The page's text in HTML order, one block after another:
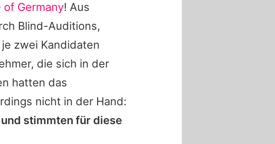
of Germany! Aus
Blind-Auditions,
zwei Kandidaten
die sich in der
hatten das
nicht in der Hand:
stimmten für diese